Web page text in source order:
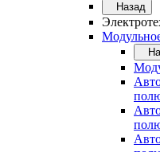
Назад